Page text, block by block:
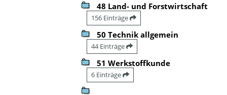
48 Land- und Forstwirtschaft
156 Einträge
50 Technik allgemein
44 Einträge
51 Werkstoffkunde
6 Einträge